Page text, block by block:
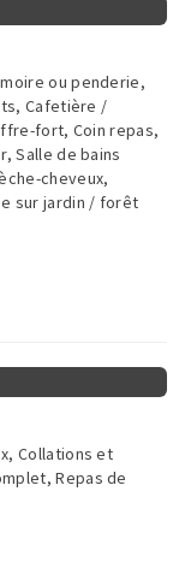
ou penderie,
Cafetière /
fort, Coin repas,
Salle de bains
cheveux,
sur jardin / forêt
Collations et
Repas de